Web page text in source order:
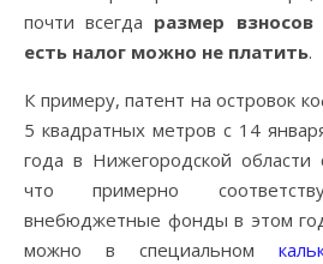
почти всегда размер
есть налог можно не платить.
К примеру, патент на островок
5 квадратных метров с 14
года в Нижегородской области
что примерно
внебюджетные фонды в этом
можно в специальном